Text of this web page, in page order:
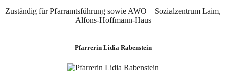
Zuständig für Pfarramtsführung sowie AWO – Sozialzentrum Laim,
Alfons-Hoffmann-Haus
Pfarrerin Lidia Rabenstein